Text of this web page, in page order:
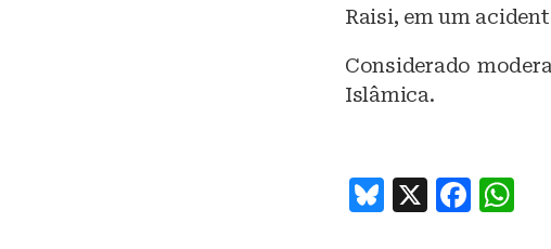
Raisi, em um
Considerado
Islâmica.
B
X
F